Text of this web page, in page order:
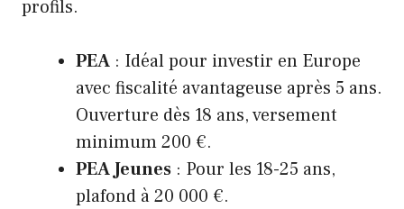
profils.
PEA : Idéal pour investir en Europe
avec fiscalité avantageuse après 5 ans.
Ouverture dès 18 ans, versement
minimum 200 €.
PEA Jeunes : Pour les 18-25 ans,
plafond à 20 000 €.